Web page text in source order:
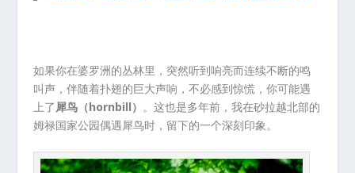
如果你在婆罗洲的丛林里，突然听到响亮而连续不断的鸣
叫声，伴随着扑翅的巨大声响，不必感到惊慌，你可能遇
上了犀鸟（hornbill） 。这也是多年前，我在砂拉越北部的
姆禄国家公园偶遇犀鸟时，留下的一个深刻印象。